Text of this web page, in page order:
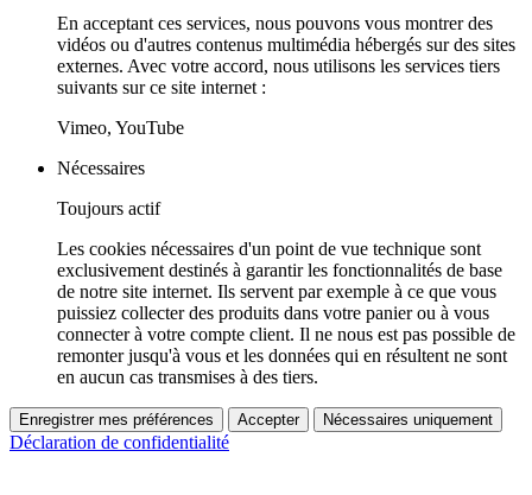
En acceptant ces services, nous pouvons vous montrer des
vidéos ou d'autres contenus multimédia hébergés sur des sites
externes. Avec votre accord, nous utilisons les services tiers
suivants sur ce site internet :
Vimeo, YouTube
Nécessaires
Toujours actif
Les cookies nécessaires d'un point de vue technique sont
exclusivement destinés à garantir les fonctionnalités de base
de notre site internet. Ils servent par exemple à ce que vous
puissiez collecter des produits dans votre panier ou à vous
connecter à votre compte client. Il ne nous est pas possible de
remonter jusqu'à vous et les données qui en résultent ne sont
en aucun cas transmises à des tiers.
Enregistrer mes préférences Accepter Nécessaires uniquement
Déclaration de confidentialité